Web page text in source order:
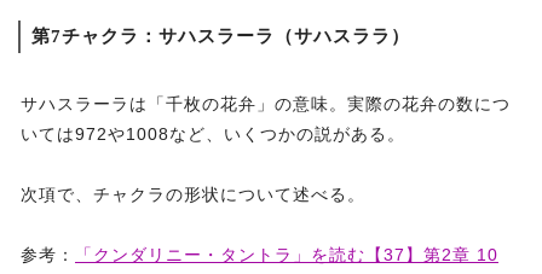
第7チャクラ：サハスラーラ（サハスララ）
サハスラーラは「千枚の花弁」の意味。実際の花弁の数につ
いては972や1008など、いくつかの説がある。
次項で、チャクラの形状について述べる。
参考：
「クンダリニー・タントラ」を読む【37】第2章 10